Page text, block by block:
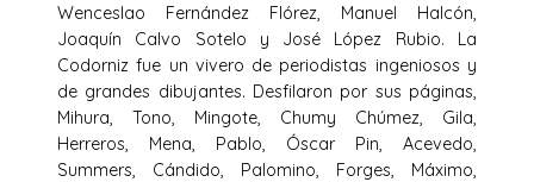
Wenceslao Fernández Flórez, Manuel Halcón,
Joaquín Calvo Sotelo y José López Rubio. La
Codorniz fue un vivero de periodistas ingeniosos y
de grandes dibujantes. Desfilaron por sus páginas,
Mihura, Tono, Mingote, Chumy Chúmez, Gila,
Herreros, Mena, Pablo, Óscar Pin, Acevedo,
Summers, Cándido, Palomino, Forges, Máximo,